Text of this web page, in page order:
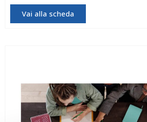
Vai alla scheda